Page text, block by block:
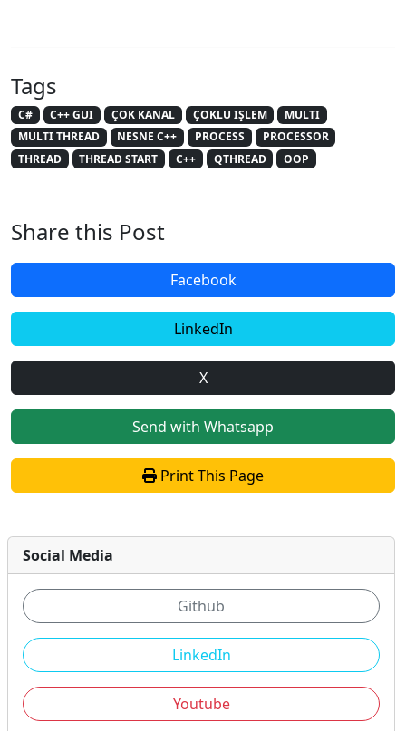
Tags
C# C++ GUI ÇOK KANAL ÇOKLU IŞLEM
MULTI
MULTI THREAD
NESNE C++ PROCESS
PROCESSOR
THREAD
THREAD START C++ QTHREAD OOP
Share this Post
Facebook
LinkedIn
X
Send with Whatsapp
Print This Page
Social Media
Github
LinkedIn
Youtube